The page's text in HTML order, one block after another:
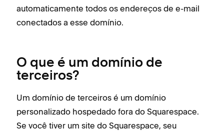
automaticamente todos os endereços de e-mail
conectados a esse domínio.
O que é um domínio de
terceiros?
Um domínio de terceiros é um domínio
personalizado hospedado fora do Squarespace.
Se você tiver um site do Squarespace, seu